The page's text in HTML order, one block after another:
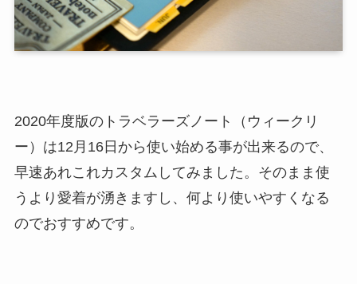
2020年度版のトラベラーズノート（ウィークリ
ー）は12月16日から使い始める事が出来るので、
早速あれこれカスタムしてみました。そのまま使
うより愛着が湧きますし、何より使いやすくなる
のでおすすめです。